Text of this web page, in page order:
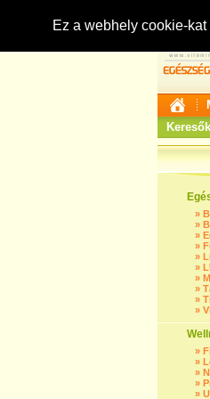
Ez a webhely cookie-
Keresők
»
»
»
»
»
»
»
»
»
»
»
»
»
»
»